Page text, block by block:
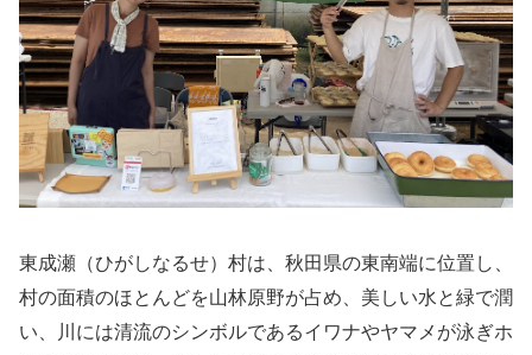
東成瀬（ひがしなるせ）村は、秋田県の東南端に位置し、
村の面積のほとんどを山林原野が占め、美しい水と緑で潤
い、川には清流のシンボルであるイワナやヤマメが泳ぎホ